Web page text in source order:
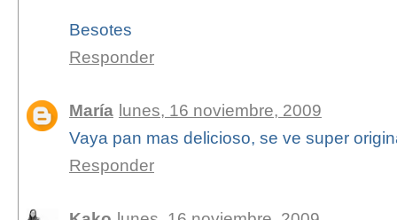
Besotes
Responder
María lunes, 16 noviembre, 2009
Vaya pan mas delicioso, se ve super
Responder